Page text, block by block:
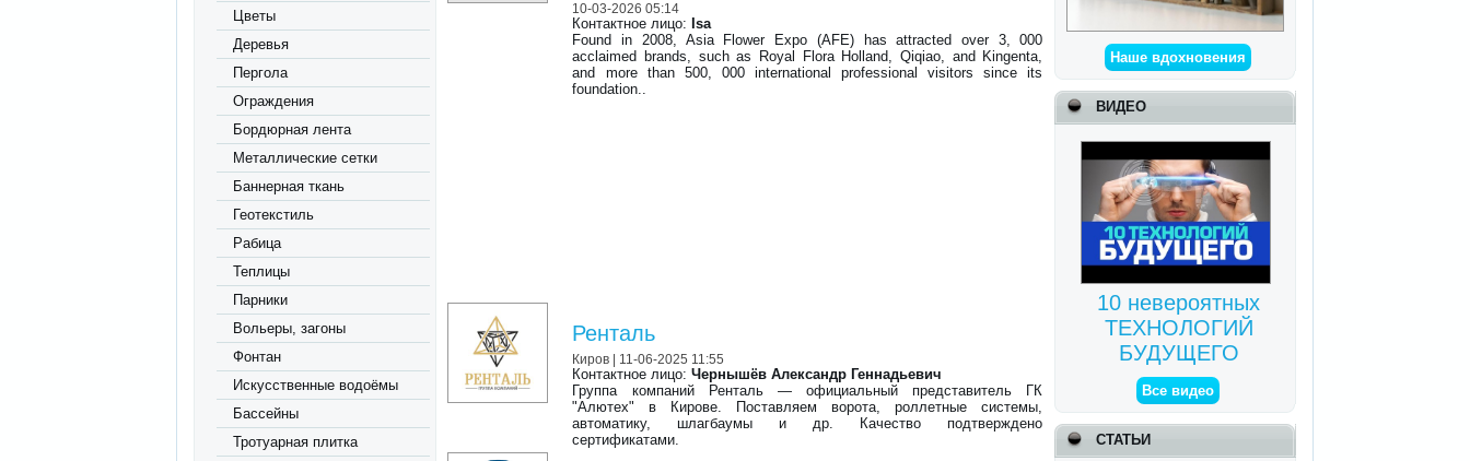
Цветы
Деревья
Пергола
Ограждения
Бордюрная лента
Металлические сетки
Баннерная ткань
Геотекстиль
Рабица
Теплицы
Парники
Вольеры, загоны
Фонтан
Искусственные водоёмы
Бассейны
Тротуарная плитка
Наше вдохновения
ВИДЕО
10 невероятных
ТЕХНОЛОГИЙ
БУДУЩЕГО
Все видео
СТАТЬИ
10-03-2026 05:14
Контактное лицо: Isa
Found in 2008, Asia Flower Expo (AFE) has attracted over 3, 000
acclaimed brands, such as Royal Flora Holland, Qiqiao, and Kingenta,
and more than 500, 000 international professional visitors since its
foundation..
Ренталь
Киров | 11-06-2025 11:55
Контактное лицо:Чернышёв Александр Геннадьевич
Группа компаний Ренталь — официальный представитель ГК
"Алютех" в Кирове. Поставляем ворота, роллетные системы,
автоматику, шлагбаумы и др. Качество подтверждено
сертификатами.